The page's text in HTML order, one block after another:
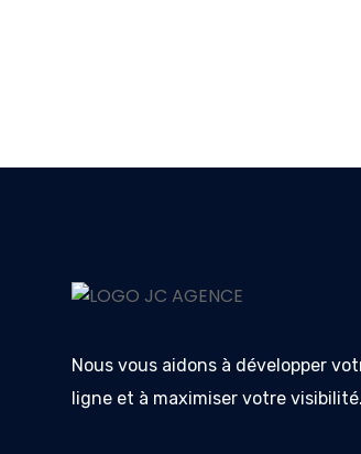
Nous vous aidons à développer
ligne et à maximiser votre visibilité.